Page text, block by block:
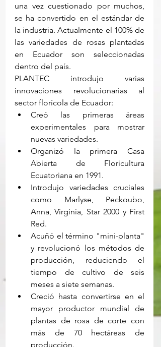
una vez cuestionado por muchos,
se ha convertido en el estándar de
la industria. Actualmente el 100% de
las variedades de rosas plantadas
en Ecuador son seleccionadas
dentro del país.
PLANTEC introdujo varias
innovaciones revolucionarias al
sector florícola de Ecuador:
Creó las primeras áreas
experimentales para mostrar
nuevas variedades.
Organizó la primera Casa
Abierta de Floricultura
Ecuatoriana en 1991.
Introdujo variedades cruciales
como Marlyse, Peckoubo,
Anna, Virginia, Star 2000 y First
Red.
Acuñó el término "mini-planta"
y revolucionó los métodos de
producción, reduciendo el
tiempo de cultivo de seis
meses a siete semanas.
Creció hasta convertirse en el
mayor productor mundial de
plantas de rosa de corte con
más de 70 hectáreas de
producción.